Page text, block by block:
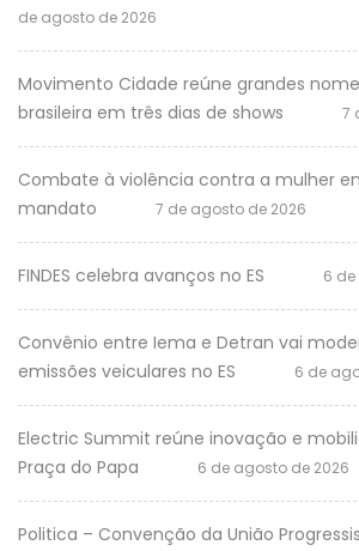
de agosto de 2026
Movimento Cidade reúne grandes
brasileira em três dias de shows
7
Combate à violência contra a mulher
mandato
7 de agosto de 2026
FINDES celebra avanços no ES 6
Convênio entre Iema e Detran vai
emissões veiculares no ES
6 de
Electric Summit reúne inovação e
Praça do Papa
6 de agosto de 2026
Politica – Convenção da União